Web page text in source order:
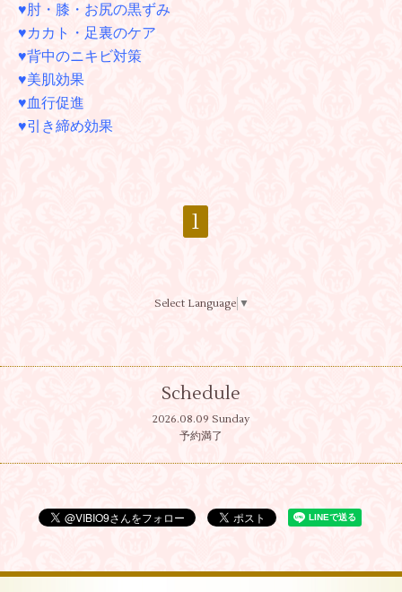
♥肘・膝・お尻の黒ずみ
♥カカト・足裏のケア
♥背中のニキビ対策
♥美肌効果
♥血行促進
♥引き締め効果
1
Select Language ▼
Schedule
2026.08.09 Sunday
予約満了